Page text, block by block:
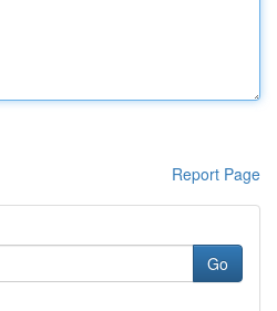
Report Page
Go